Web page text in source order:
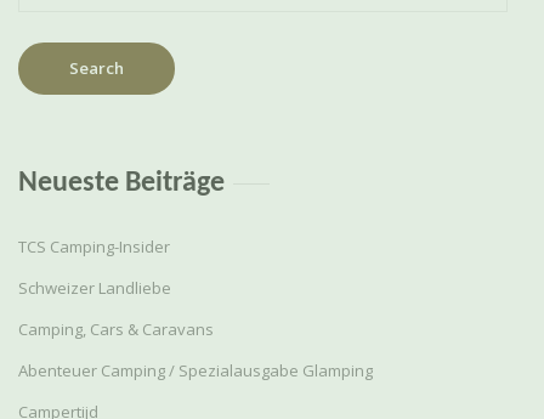
Neueste Beiträge
TCS Camping-Insider
Schweizer Landliebe
Camping, Cars & Caravans
Abenteuer Camping / Spezialausgabe Glamping
Campertijd